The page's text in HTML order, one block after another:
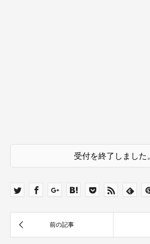
受付を終了しました。